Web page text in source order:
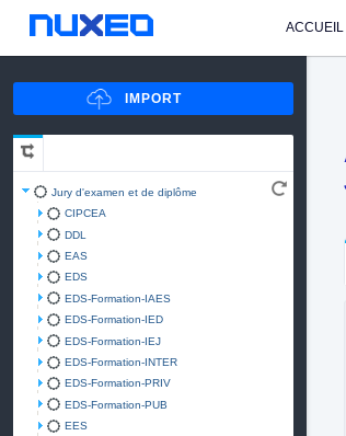
ACCUEIL
Jury d'examen et de diplôme
CIPCEA
DDL
EAS
EDS
EDS-Formation-IAES
EDS-Formation-IED
EDS-Formation-IEJ
EDS-Formation-INTER
EDS-Formation-PRIV
EDS-Formation-PUB
EES